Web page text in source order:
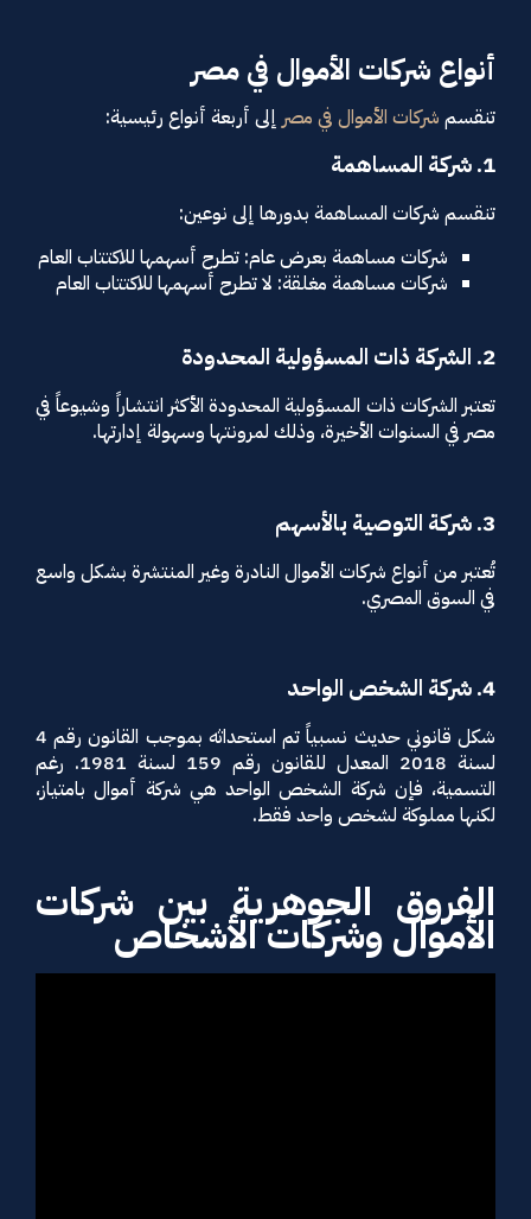
أنواع شركات الأموال في مصر
تنقسم شركات الأموال في مصر إلى أربعة أنواع رئيسية:
1. شركة المساهمة
تنقسم شركات المساهمة بدورها إلى نوعين:
شركات مساهمة بعرض عام: تطرح أسهمها للاكتتاب العام
شركات مساهمة مغلقة: لا تطرح أسهمها للاكتتاب العام
2. الشركة ذات المسؤولية المحدودة
تعتبر الشركات ذات المسؤولية المحدودة الأكثر انتشاراً وشيوعاً في
مصر في السنوات الأخيرة، وذلك لمرونتها وسهولة إدارتها.
3. شركة التوصية بالأسهم
تُعتبر من أنواع شركات الأموال النادرة وغير المنتشرة بشكل واسع
في السوق المصري.
4. شركة الشخص الواحد
شكل قانوني حديث نسبياً تم استحداثه بموجب القانون رقم 4
لسنة 2018 المعدل للقانون رقم 159 لسنة 1981. رغم
التسمية، فإن شركة الشخص الواحد هي شركة أموال بامتياز،
لكنها مملوكة لشخص واحد فقط.
الفروق الجوهرية بين شركات
الأموال وشركات الأشخاص